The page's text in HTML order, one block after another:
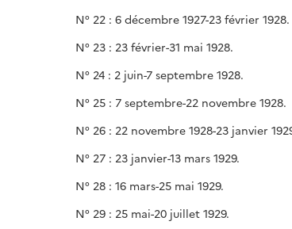
N° 22 : 6 décembre 1927-23 février 1928.
N° 23 : 23 février-31 mai 1928.
N° 24 : 2 juin-7 septembre 1928.
N° 25 : 7 septembre-22 novembre 1928.
N° 26 : 22 novembre 1928-23 janvier
N° 27 : 23 janvier-13 mars 1929.
N° 28 : 16 mars-25 mai 1929.
N° 29 : 25 mai-20 juillet 1929.